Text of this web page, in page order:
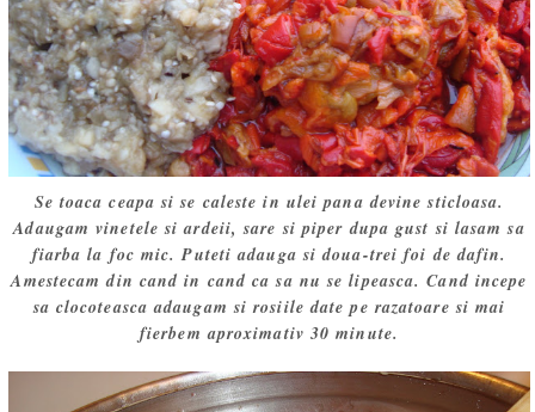
Se toaca ceapa si se caleste in ulei pana devine sticloasa.
Adaugam vinetele si ardeii, sare si piper dupa gust si lasam sa
fiarba la foc mic. Puteti adauga si doua-trei foi de dafin.
Amestecam din cand in cand ca sa nu se lipeasca. Cand incepe
sa clocoteasca adaugam si rosiile date pe razatoare si mai
fierbem aproximativ 30 minute.